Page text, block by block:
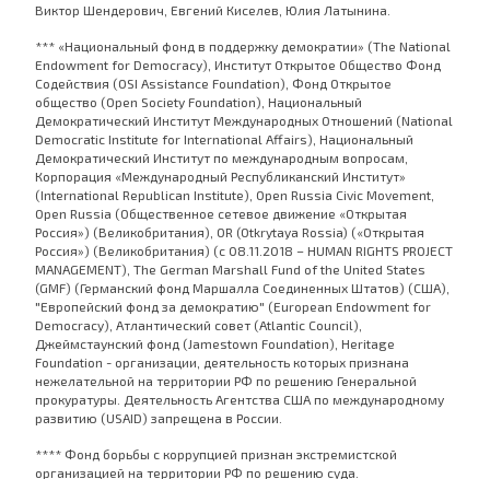
Виктор Шендерович, Евгений Киселев, Юлия Латынина.
*** «Национальный фонд в поддержку демократии» (The National
Endowment for Democracy), Институт Открытое Общество Фонд
Содействия (OSI Assistance Foundation), Фонд Открытое
общество (Open Society Foundation), Национальный
Демократический Институт Международных Отношений (National
Democratic Institute for International Affairs), Национальный
Демократический Институт по международным вопросам,
Корпорация «Международный Республиканский Институт»
(International Republican Institute), Open Russia Civic Movement,
Open Russia (Общественное сетевое движение «Открытая
Россия») (Великобритания), OR (Otkrytaya Rossia) («Открытая
Россия») (Великобритания) (с 08.11.2018 – HUMAN RIGHTS PROJECT
MANAGEMENT), The German Marshall Fund of the United States
(GMF) (Германский фонд Маршалла Соединенных Штатов) (США),
"Европейский фонд за демократию" (European Endowment for
Democracy), Атлантический совет (Atlantic Council),
Джеймстаунский фонд (Jamestown Foundation), Heritage
Foundation - организации, деятельность которых признана
нежелательной на территории РФ по решению Генеральной
прокуратуры. Деятельность Агентства США по международному
развитию (USAID) запрещена в России.
**** Фонд борьбы с коррупцией признан экстремистской
организацией на территории РФ по решению суда.